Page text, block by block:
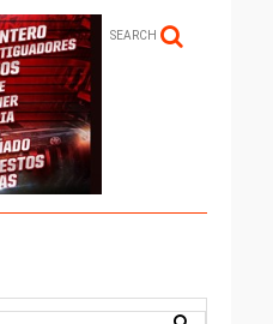
SEARCH